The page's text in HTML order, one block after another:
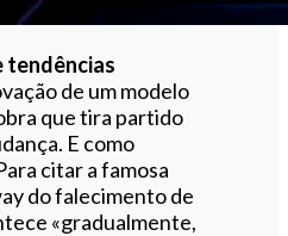
de um modelo
que tira partido
E como
citar a famosa
do falecimento de
«gradualmente,